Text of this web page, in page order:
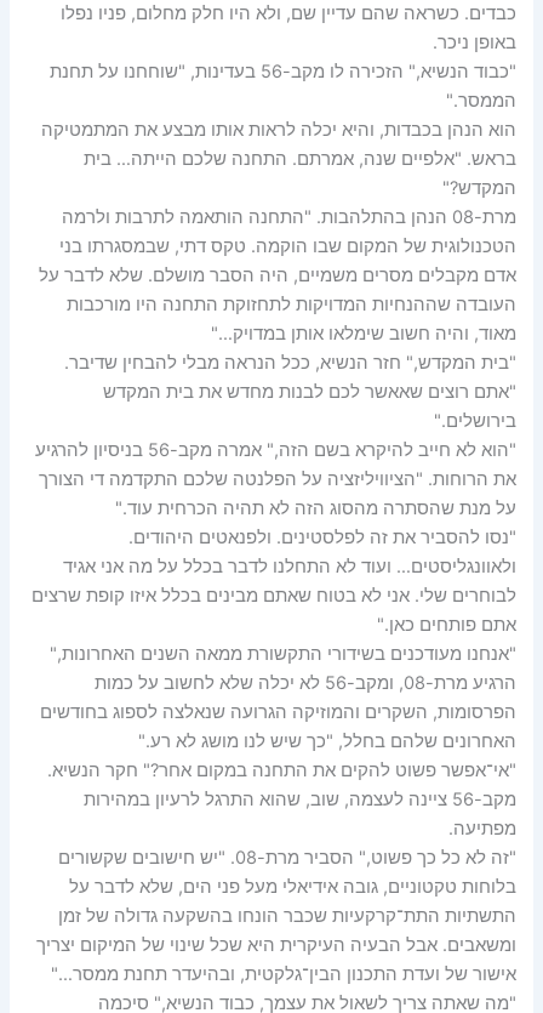
כבדים. כשראה שהם עדיין שם, ולא היו חלק מחלום, פניו נפלו
באופן ניכר.
"כבוד הנשיא," הזכירה לו מקב-56 בעדינות, "שוחחנו על תחנת
הממסר."
הוא הנהן בכבדות, והיא יכלה לראות אותו מבצע את המתמטיקה
בראש. "אלפיים שנה, אמרתם. התחנה שלכם הייתה… בית
המקדש?"
מרת-08 הנהן בהתלהבות. "התחנה הותאמה לתרבות ולרמה
הטכנולוגית של המקום שבו הוקמה. טקס דתי, שבמסגרתו בני
אדם מקבלים מסרים משמיים, היה הסבר מושלם. שלא לדבר על
העובדה שההנחיות המדויקות לתחזוקת התחנה היו מורכבות
מאוד, והיה חשוב שימלאו אותן במדויק…"
"בית המקדש," חזר הנשיא, ככל הנראה מבלי להבחין שדיבר.
"אתם רוצים שאאשר לכם לבנות מחדש את בית המקדש
בירושלים."
"הוא לא חייב להיקרא בשם הזה," אמרה מקב-56 בניסיון להרגיע
את הרוחות. "הציוויליזציה על הפלנטה שלכם התקדמה די הצורך
על מנת שהסתרה מהסוג הזה לא תהיה הכרחית עוד."
"נסו להסביר את זה לפלסטינים. ולפנאטים היהודים.
ולאוונגליסטים… ועוד לא התחלנו לדבר בכלל על מה אני אגיד
לבוחרים שלי. אני לא בטוח שאתם מבינים בכלל איזו קופת שרצים
אתם פותחים כאן."
"אנחנו מעודכנים בשידורי התקשורת ממאה השנים האחרונות,"
הרגיע מרת-08, ומקב-56 לא יכלה שלא לחשוב על כמות
הפרסומות, השקרים והמוזיקה הגרועה שנאלצה לספוג בחודשים
האחרונים שלהם בחלל, "כך שיש לנו מושג לא רע."
"אי־אפשר פשוט להקים את התחנה במקום אחר?" חקר הנשיא.
מקב-56 ציינה לעצמה, שוב, שהוא התרגל לרעיון במהירות
מפתיעה.
"זה לא כל כך פשוט," הסביר מרת-08. "יש חישובים שקשורים
בלוחות טקטוניים, גובה אידיאלי מעל פני הים, שלא לדבר על
התשתיות התת־קרקעיות שכבר הונחו בהשקעה גדולה של זמן
ומשאבים. אבל הבעיה העיקרית היא שכל שינוי של המיקום יצריך
אישור של ועדת התכנון הבין־גלקטית, ובהיעדר תחנת ממסר…"
"מה שאתה צריך לשאול את עצמך, כבוד הנשיא," סיכמה